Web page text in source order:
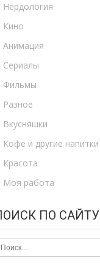
Нёрдология
Кино
Анимация
Сериалы
Фильмы
Разное
Вкусняшки
Кофе и другие напитки
Красота
Моя работа
ПО САЙТУ